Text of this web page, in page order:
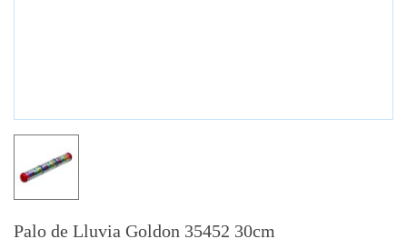
Palo de Lluvia Goldon 35452 30cm